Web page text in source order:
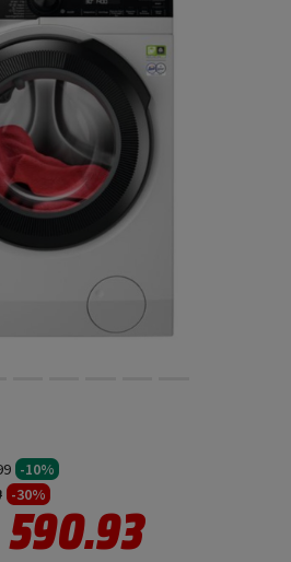
-10%
ridotto da
a -30%
590.93